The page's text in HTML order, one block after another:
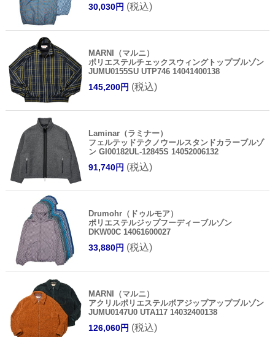
30,030円 (税込)
MARNI（マルニ）
ポリエステルチェックスウィングトップブルゾン
JUMU0155SU UTP746 14041400138
145,200円 (税込)
Laminar（ラミナー）
フェルテッドテクノウールスタンドカラーブルゾ
ン GI00182UL-12845S 14052006132
91,740円 (税込)
Drumohr（ドゥルモア）
ポリエステルジップフーディーブルゾン
DKW00C 14061600027
33,880円 (税込)
MARNI（マルニ）
アクリルポリエステルボアジップアップブルゾン
JUMU0147U0 UTA117 14032400138
126,060円 (税込)